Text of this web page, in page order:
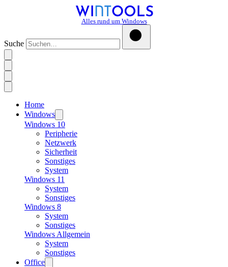
Alles rund um Windows
Suche
Home
Windows
Windows 10
Peripherie
Netzwerk
Sicherheit
Sonstiges
System
Windows 11
System
Sonstiges
Windows 8
System
Sonstiges
Windows Allgemein
System
Sonstiges
Office